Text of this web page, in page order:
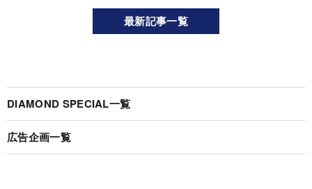
最新記事一覧
DIAMOND SPECIAL一覧
広告企画一覧